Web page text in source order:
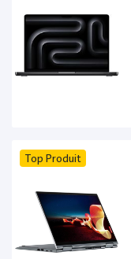
Top Produit